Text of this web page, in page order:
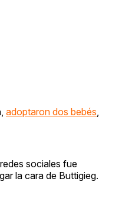
adoptaron dos bebés
sociales fue
la cara de Buttigieg.